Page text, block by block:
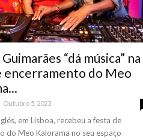
“dá música” na
encerramento do Meo
Outubro 5, 2023
em Lisboa, recebeu a festa de
do Meo Kalorama no seu espaço